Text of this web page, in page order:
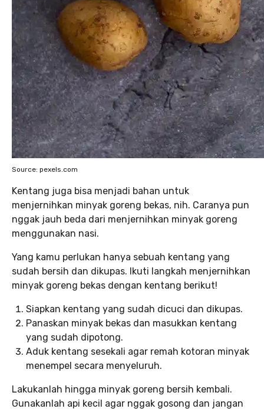
Source: pexels.com
Kentang juga bisa menjadi bahan untuk
menjernihkan minyak goreng bekas, nih. Caranya pun
nggak jauh beda dari menjernihkan minyak goreng
menggunakan nasi.
Yang kamu perlukan hanya sebuah kentang yang
sudah bersih dan dikupas. Ikuti langkah menjernihkan
minyak goreng bekas dengan kentang berikut!
Siapkan kentang yang sudah dicuci dan dikupas.
Panaskan minyak bekas dan masukkan kentang
yang sudah dipotong.
Aduk kentang sesekali agar remah kotoran minyak
menempel secara menyeluruh.
Lakukanlah hingga minyak goreng bersih kembali.
Gunakanlah api kecil agar nggak gosong dan jangan